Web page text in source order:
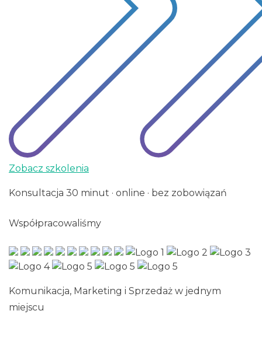
Zobacz szkolenia
Konsultacja 30 minut · online · bez zobowiązań
Współpracowaliśmy
Komunikacja, Marketing i Sprzedaż w jednym
miejscu